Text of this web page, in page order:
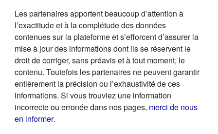
Les partenaires apportent beaucoup d’attention à
l’exactitude et à la complétude des données
contenues sur la plateforme et s’efforcent d’assurer la
mise à jour des informations dont ils se réservent le
droit de corriger, sans préavis et à tout moment, le
contenu. Toutefois les partenaires ne peuvent garantir
entièrement la précision ou l’exhaustivité de ces
informations. Si vous trouviez une information
incorrecte ou erronée dans nos pages, merci de nous
en informer(s'ouvre dans un nouvel onglet)
.